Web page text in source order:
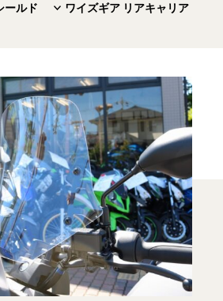
ールド ワイズギア リアキャリア